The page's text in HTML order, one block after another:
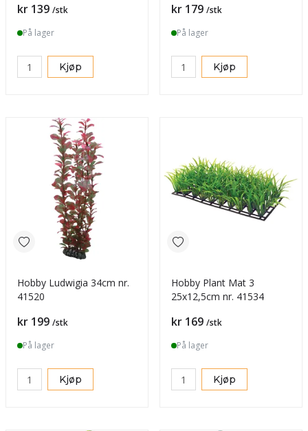
Pris
kr 139 /stk
På lager
Kjøp
Pris
kr 179 /stk
På lager
Kjøp
Hobby Ludwigia 34cm nr.
41520
Pris
kr 199 /stk
På lager
Kjøp
Hobby Plant Mat 3
25x12,5cm nr. 41534
Pris
kr 169 /stk
På lager
Kjøp